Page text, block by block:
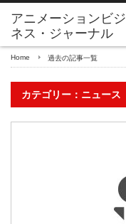
アニメーションビジ
ネス・ジャーナル
Home 過去の記事一覧
カテゴリー：ニュース